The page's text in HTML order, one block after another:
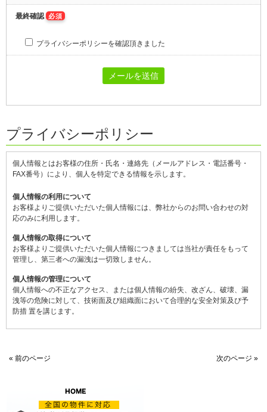
最終確認 必須
プライバシーポリシーを確認頂きました
プライバシーポリシー
個人情報とはお客様の住所・氏名・連絡先（メールアドレス・電話番号・
FAX番号）により、個人を特定できる情報を示します。
個人情報の利用について
お客様よりご提供いただいた個人情報には、弊社からのお問い合わせの対
応のみに利用します。
個人情報の取得について
お客様よりご提供いただいた個人情報につきましては当社が責任をもって
管理し、第三者への漏洩は一切致しません。
個人情報の管理について
個人情報への不正なアクセス、または個人情報の紛失、改ざん、破壊、漏
洩等の危険に対して、技術面及び組織面において合理的な安全対策及び予
防措 置を講じます。
« 前のページ 次のページ »